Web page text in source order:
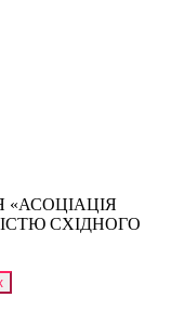
«АСОЦІАЦІЯ
СХІДНОГО